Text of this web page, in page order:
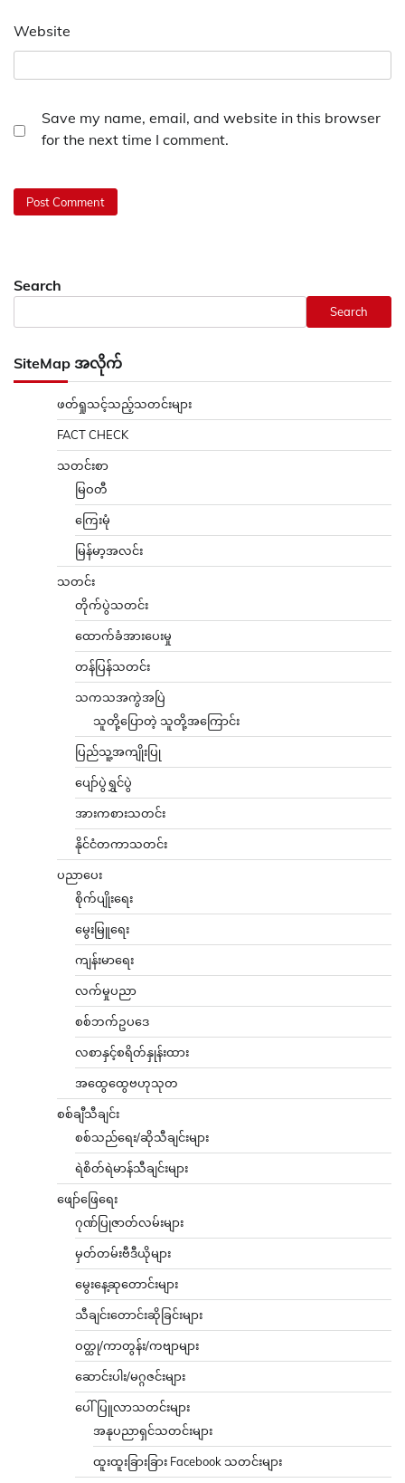
Website
Save my name, email, and website in this browser
for the next time I comment.
Search
Search
SiteMap အလိုက်
ဖတ်ရှုသင့်သည့်သတင်းများ
FACT CHECK
သတင်းစာ
မြဝတီ
ကြေးမုံ
မြန်မာ့အလင်း
သတင်း
တိုက်ပွဲသတင်း
ထောက်ခံအားပေးမှု
တန်ပြန်သတင်း
သကသအကွဲအပြဲ
သူတို့ပြောတဲ့ သူတို့အကြောင်း
ပြည်သူ့အကျိုးပြု
ပျော်ပွဲရွှင်ပွဲ
အားကစားသတင်း
နိုင်ငံတကာသတင်း
ပညာပေး
စိုက်ပျိုးရေး
မွေးမြူရေး
ကျန်းမာရေး
လက်မှုပညာ
စစ်ဘက်ဥပဒေ
လစာနှင့်စရိတ်နှုန်းထား
အထွေထွေဗဟုသုတ
စစ်ချီသီချင်း
စစ်သည်ရေး/ဆိုသီချင်းများ
ရဲစိတ်ရဲမာန်သီချင်းများ
ဖျော်ဖြေရေး
ဂုဏ်ပြုဇာတ်လမ်းများ
မှတ်တမ်းဗီဒီယိုများ
မွေးနေ့ဆုတောင်းများ
သီချင်းတောင်းဆိုခြင်းများ
ဝတ္ထု/ကာတွန်း/ကဗျာများ
ဆောင်းပါး/မဂ္ဂဇင်းများ
ပေါ်ပြူလာသတင်းများ
အနုပညာရှင်သတင်းများ
ထူးထူးခြားခြား Facebook သတင်းများ